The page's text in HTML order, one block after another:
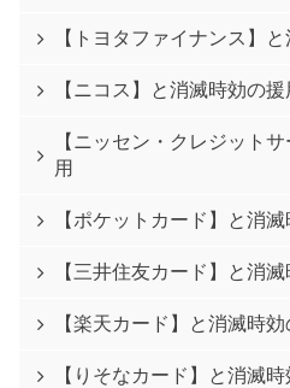
【トヨタファイナンス】
【ニコス】と消滅時効の援
【ニッセン・クレジット
用
【ポケットカード】と消
【三井住友カード】と消
【楽天カード】と消滅時
【りそなカード】と消滅